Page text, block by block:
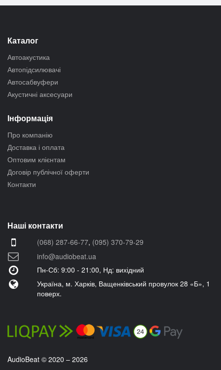
Каталог
Автоакустика
Автопідсилювачі
Автосабвуфери
Акустичні аксесуари
Інформація
Про компанію
Доставка і оплата
Оптовим клієнтам
Договір публічної оферти
Контакти
Наші контакти
(068) 287-66-77, (095) 370-79-29
info@audiobeat.ua
Пн-Сб: 9:00 - 21:00, Нд: вихідний
Україна, м. Харків, Ващенківський провулок 28 «Б», 1
поверх.
AudioBeat © 2020 – 2026